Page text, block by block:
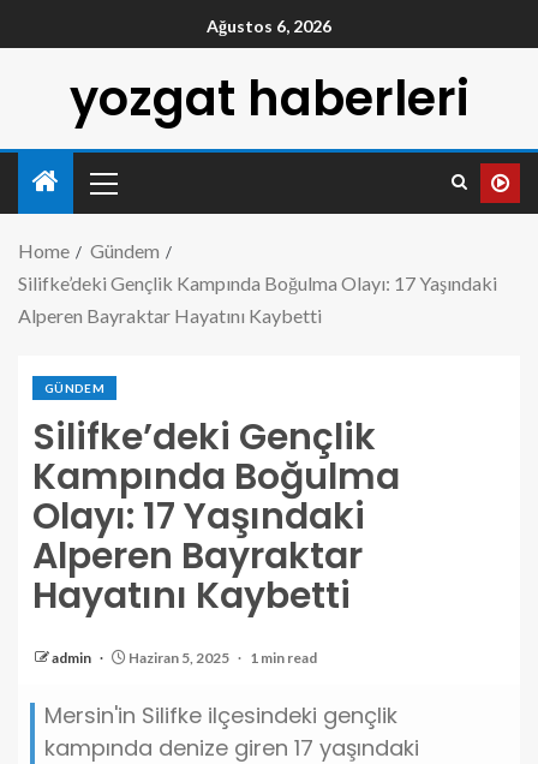
Ağustos 6, 2026
yozgat haberleri
Home
Gündem
Silifke’deki Gençlik Kampında Boğulma Olayı: 17 Yaşındaki
Alperen Bayraktar Hayatını Kaybetti
GÜNDEM
Silifke’deki Gençlik
Kampında Boğulma
Olayı: 17 Yaşındaki
Alperen Bayraktar
Hayatını Kaybetti
admin Haziran 5, 2025 1 min read
Mersin'in Silifke ilçesindeki gençlik
kampında denize giren 17 yaşındaki